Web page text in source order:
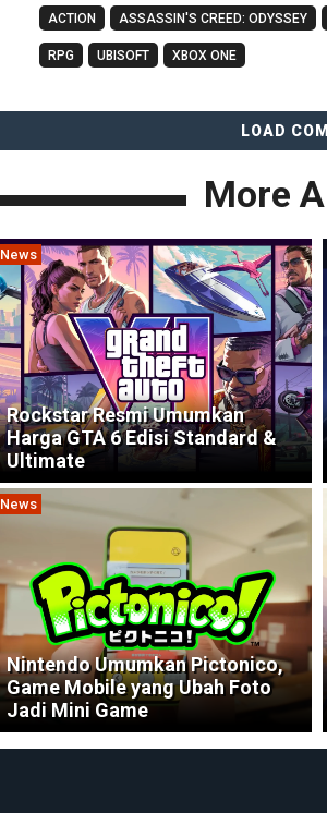
ACTION ASSASSIN'S CREED: ODYSSEY
RPG UBISOFT XBOX ONE
LOAD
More
News
Rockstar Resmi Umumkan
Harga GTA 6 Edisi Standard &
Ultimate
News
Nintendo Umumkan Pictonico,
Game Mobile yang Ubah Foto
Jadi Mini Game